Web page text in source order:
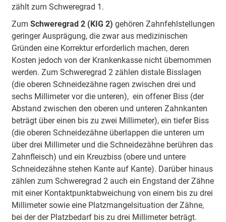
zählt zum Schwere­grad 1.
Zum Schwere­grad 2 (KIG 2) gehören Zahn­fehl­stel­lungen
geringer Aus­prä­gung, die zwar aus medi­zini­schen
Gründen eine Korrek­tur erfor­derlich machen, deren
Kosten jedoch von der Kranken­kasse nicht über­nommen
werden. Zum Schwere­grad 2 zählen distale Biss­lagen
(die oberen Schneide­zähne ragen zwischen drei und
sechs Milli­meter vor die unteren), ein offener Biss (der
Abstand zwischen den oberen und unteren Zahn­kanten
beträgt über einen bis zu zwei Milli­meter), ein tiefer Biss
(die oberen Schneide­zähne über­lappen die unteren um
über drei Milli­meter und die Schneide­zähne berühren das
Zahn­fleisch) und ein Kreuz­biss (obere und untere
Schneide­zähne stehen Kante auf Kante). Darüber hinaus
zählen zum Schwere­grad 2 auch ein Eng­stand der Zähne
mit einer Kontakt­punkt­abwei­chung von einem bis zu drei
Milli­meter sowie eine Platz­mangel­situa­tion der Zähne,
bei der der Platz­bedarf bis zu drei Milli­meter beträgt.